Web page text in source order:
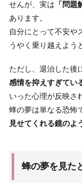
せんが、実は 「問題
あります。
自分にとって不安や
うやく乗り越えよう
ただし、退治した後
感情を抑えすぎてい
いった心理が反映さ
蜂の夢は単なる恐怖
見せてくれる鏡のよ
蜂の夢を見た